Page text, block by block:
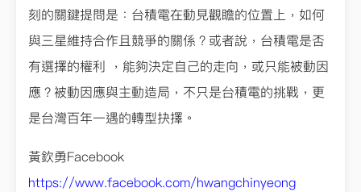
刻的關鍵提問是：台積電在動見觀瞻的位置上，如何
與三星維持合作且競爭的關係？或者說，台積電是否
有選擇的權利 ，能夠決定自己的走向，或只能被動因
應？被動因應與主動造局，不只是台積電的挑戰，更
是台灣百年一遇的轉型抉擇。
黃欽勇Facebook
https://www.facebook.com/hwangchinyeong